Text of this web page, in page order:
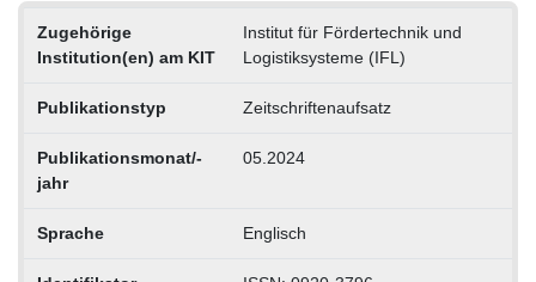
Zugehörige
Institution(en) am KIT
Institut für Fördertechnik und
Logistiksysteme (IFL)
Publikationstyp Zeitschriftenaufsatz
Publikationsmonat/-
jahr
05.2024
Sprache Englisch